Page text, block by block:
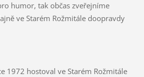
humor, tak občas zveřejníme
ve Starém Rožmitále doopravdy
1972 hostoval ve Starém Rožmitále